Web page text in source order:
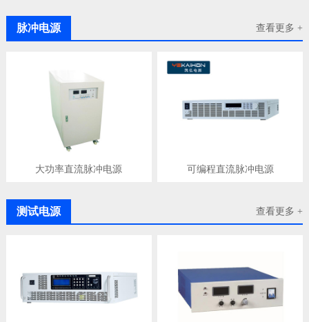
查看更多 +
脉冲电源
大功率直流脉冲电源 可编程直流脉冲电源
查看更多 +
测试电源